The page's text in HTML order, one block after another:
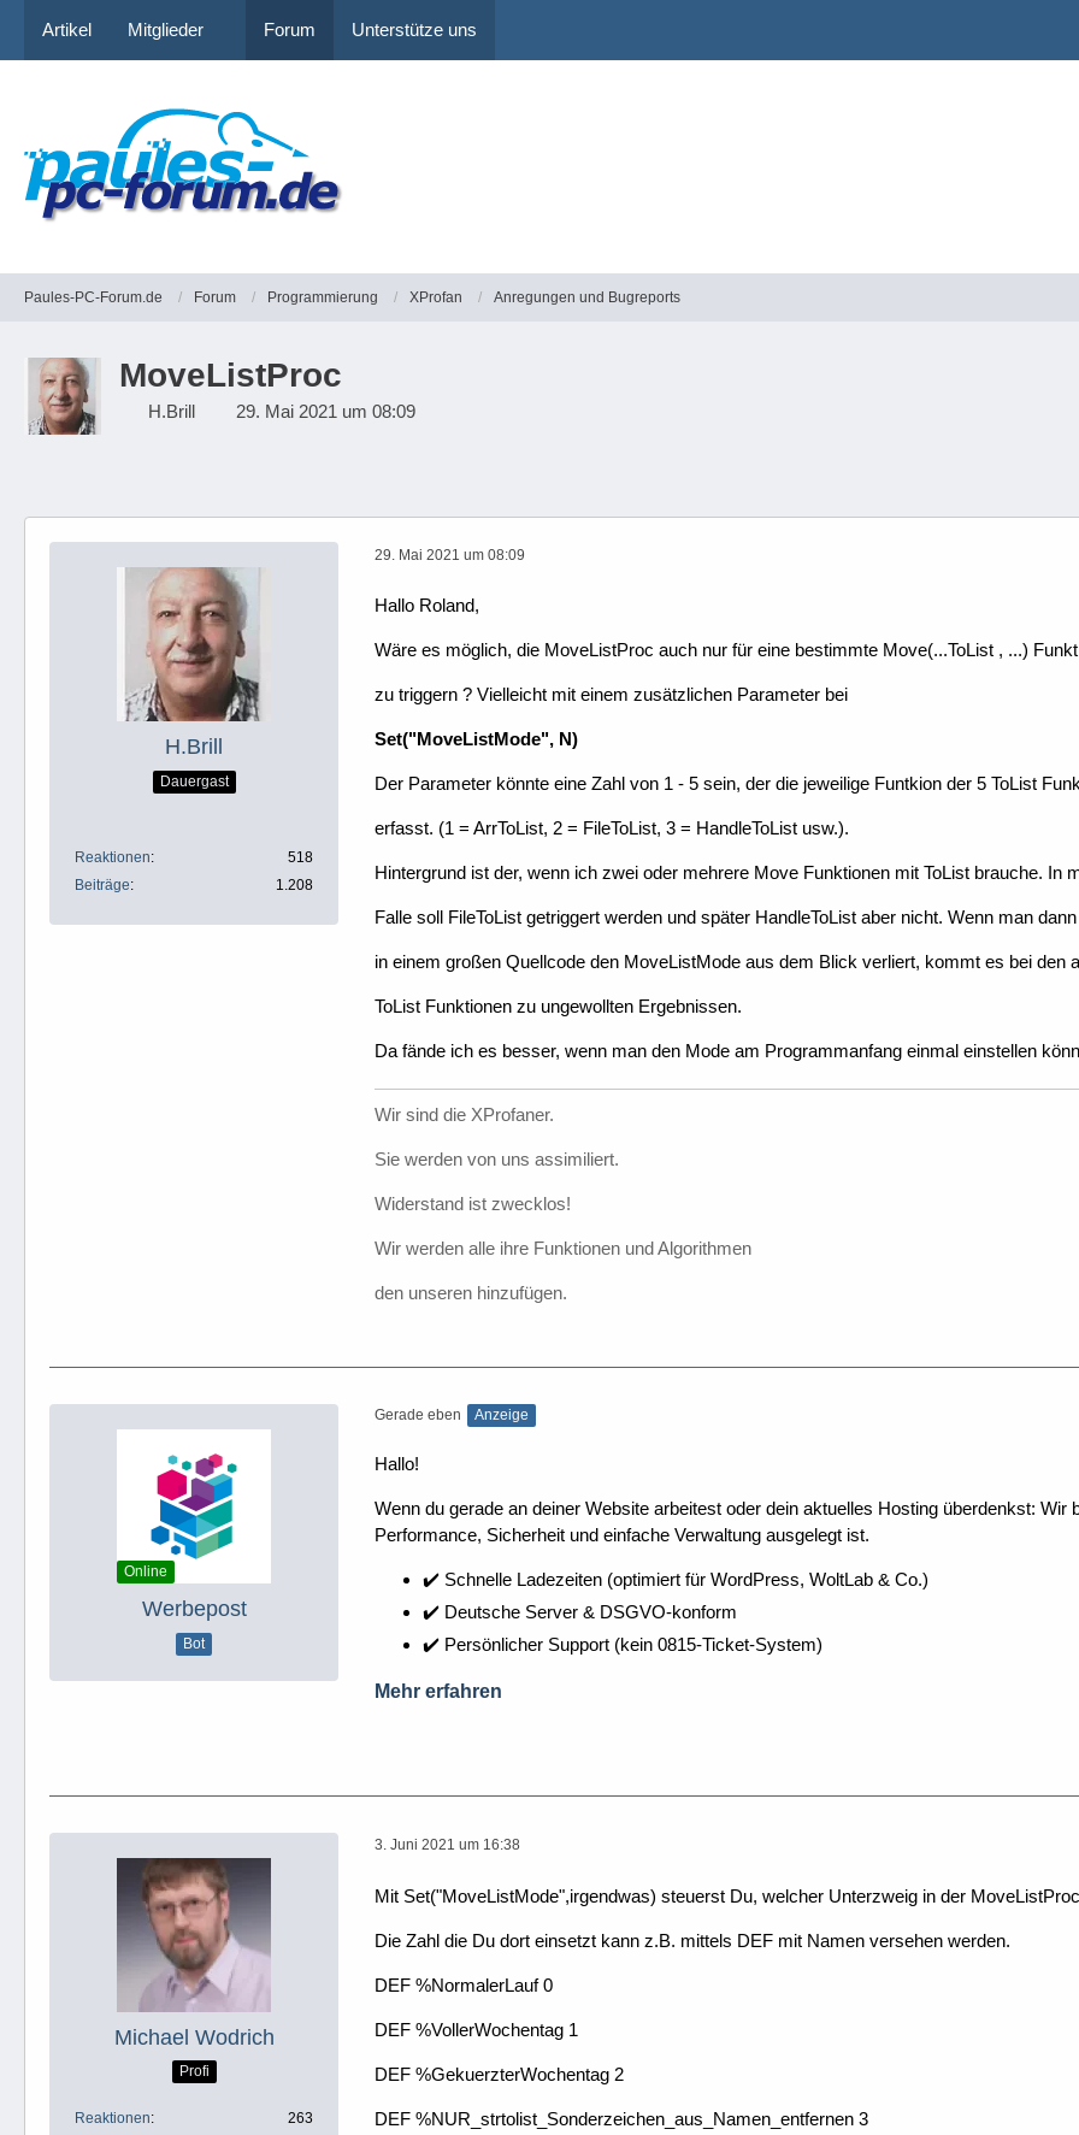
Artikel Mitglieder Forum Unterstütze uns
Paules-PC-Forum.de Forum Programmierung XProfan Anregungen und Bugreports
MoveListProc
H.Brill 29. Mai 2021 um 08:09
H.Brill
Dauergast
Reaktionen
518
Beiträge
1.208
29. Mai 2021 um 08:09
Hallo Roland,
Wäre es möglich, die MoveListProc auch nur für eine bestimmte Move(...ToList , ...)
zu triggern ? Vielleicht mit einem zusätzlichen Parameter bei
Set("MoveListMode", N)
Der Parameter könnte eine Zahl von 1 - 5 sein, der die jeweilige Funtkion der 5 ToList
erfasst. (1 = ArrToList, 2 = FileToList, 3 = HandleToList usw.).
Hintergrund ist der, wenn ich zwei oder mehrere Move Funktionen mit ToList brauche. In
Falle soll FileToList getriggert werden und später HandleToList aber nicht. Wenn man
in einem großen Quellcode den MoveListMode aus dem Blick verliert, kommt es bei den
ToList Funktionen zu ungewollten Ergebnissen.
Da fände ich es besser, wenn man den Mode am Programmanfang einmal einstellen
Wir sind die XProfaner.
Sie werden von uns assimiliert.
Widerstand ist zwecklos!
Wir werden alle ihre Funktionen und Algorithmen
den unseren hinzufügen.
Online
Werbepost
Bot
Gerade eben Anzeige
Hallo!
Wenn du gerade an deiner Website arbeitest oder dein aktuelles Hosting überdenkst:
Performance, Sicherheit und einfache Verwaltung ausgelegt ist.
✔️ Schnelle Ladezeiten (optimiert für WordPress, WoltLab & Co.)
✔️ Deutsche Server & DSGVO-konform
✔️ Persönlicher Support (kein 0815-Ticket-System)
Mehr erfahren
Michael Wodrich
Profi
Reaktionen
263
3. Juni 2021 um 16:38
Mit Set("MoveListMode",irgendwas) steuerst Du, welcher Unterzweig in der
Die Zahl die Du dort einsetzt kann z.B. mittels DEF mit Namen versehen werden.
DEF %NormalerLauf 0
DEF %VollerWochentag 1
DEF %GekuerzterWochentag 2
DEF %NUR_strtolist_Sonderzeichen_aus_Namen_entfernen 3